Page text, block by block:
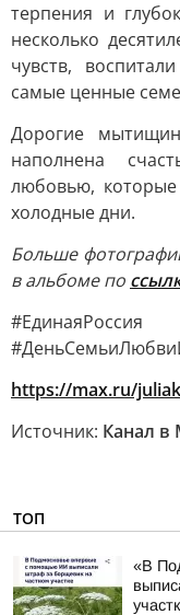
терпения и
несколько
чувств,
самые ценные
Дорогие
наполнена
любовью,
холодные дни.
Больше
в альбоме по
https://max.ru/
Источник: Канал
ТОП
«В